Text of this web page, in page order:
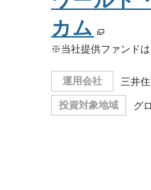
カム
※当社提供ファンドは
運用会社
三井
投資対象地域
グ